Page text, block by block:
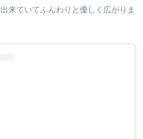
来ていて⁡ふんわりと優しく広がりま